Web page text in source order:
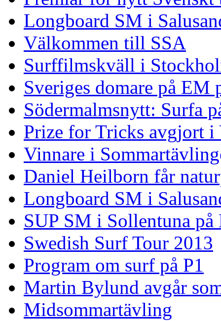
Longboard SM i
Välkommen till SSA
Surffilmskväll i
Sveriges domare på EM
Södermalmsnytt: Surfa
Prize for Tricks avgjort i
Vinnare i
Daniel Heilborn får
Longboard SM i
SUP SM i Sollentuna på
Swedish Surf Tour 2013
Program om surf på P1
Martin Bylund avgår
Midsommartävling